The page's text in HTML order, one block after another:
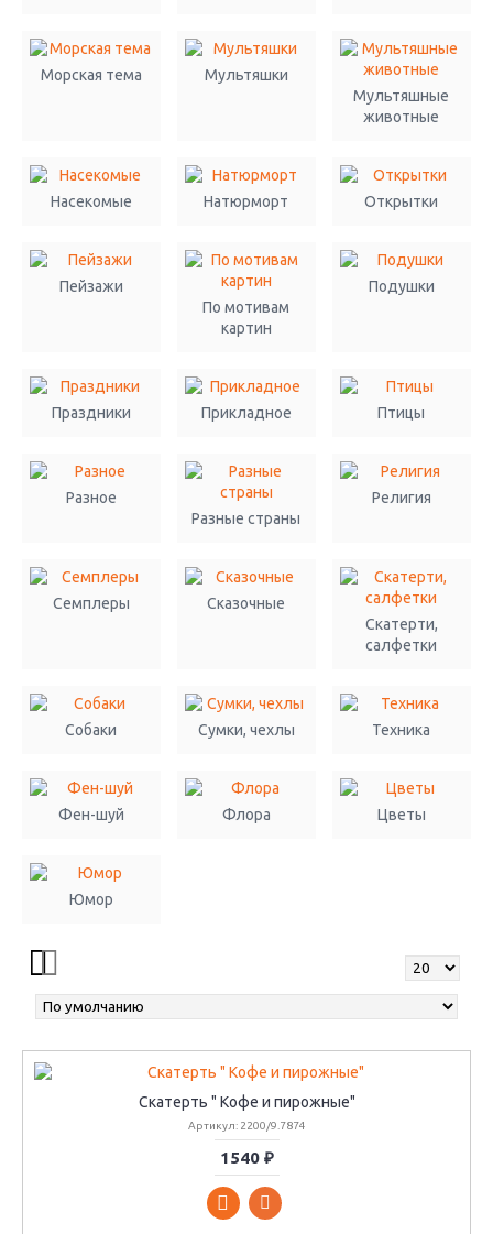
Морская тема
Мультяшки
Мультяшные
животные
Насекомые Натюрморт Открытки
Пейзажи
По мотивам
картин
Подушки
Праздники Прикладное Птицы
Разное
Разные страны
Религия
Семплеры
Сказочные
Скатерти,
салфетки
Собаки Сумки, чехлы Техника
Фен-шуй Флора Цветы
Юмор
Скатерть " Кофе и пирожные"
Артикул: 2200/9.7874
1540 ₽